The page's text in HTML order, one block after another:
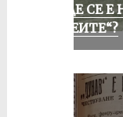
КЪДЕ СЕ
„АЛЕИТЕ“?